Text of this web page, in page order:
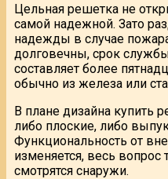
Цельная решетка не
самой надежной. Зато
надежды в случае
долговечны, срок
составляет более
обычно из железа или
В плане дизайна купить
либо плоские, либо
Функциональность от
изменяется, весь вопрос
смотрятся снаружи.